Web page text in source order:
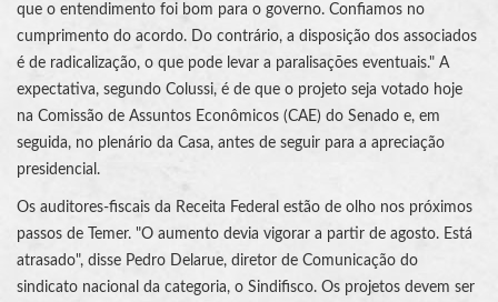
que o entendimento foi bom para o governo. Confiamos no
cumprimento do acordo. Do contrário, a disposição dos associados
é de radicalização, o que pode levar a paralisações eventuais." A
expectativa, segundo Colussi, é de que o projeto seja votado hoje
na Comissão de Assuntos Econômicos (CAE) do Senado e, em
seguida, no plenário da Casa, antes de seguir para a apreciação
presidencial.
Os auditores-fiscais da Receita Federal estão de olho nos próximos
passos de Temer. "O aumento devia vigorar a partir de agosto. Está
atrasado", disse Pedro Delarue, diretor de Comunicação do
sindicato nacional da categoria, o Sindifisco. Os projetos devem ser